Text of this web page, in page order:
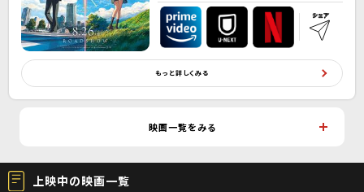
もっと詳しくみる
映画一覧をみる
上映中の映画一覧